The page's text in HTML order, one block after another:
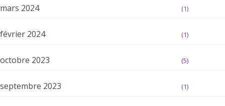
mars 2024 (1)
février 2024 (1)
octobre 2023 (5)
septembre 2023 (1)